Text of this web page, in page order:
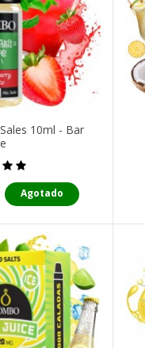
10ml - Bar
Agotado